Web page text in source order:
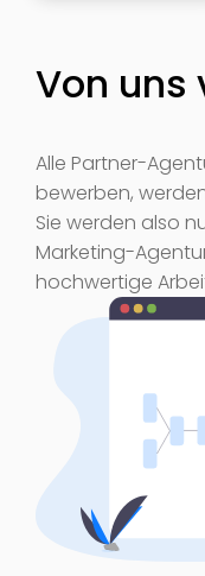
Von uns
Alle Partner-
bewerben,
Sie werden also
Marketing-
hochwertige